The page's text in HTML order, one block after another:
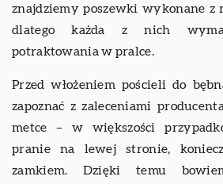
znajdziemy poszewki wykonane z
dlatego każda z nich
potraktowania w pralce.
Przed włożeniem pościeli do
zapoznać z zaleceniami
metce – w większości
pranie na lewej stronie,
zamkiem. Dzięki temu